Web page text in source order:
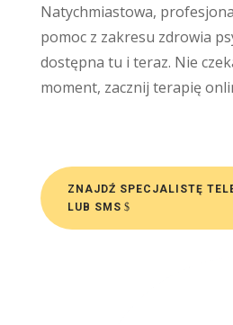
Natychmiastowa,
pomoc z zakresu zdrowia
dostępna tu i teraz. Nie
moment, zacznij terapię
ZNAJDŹ SPECJALISTĘ
LUB SMS